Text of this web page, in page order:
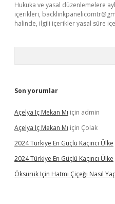
Hukuka ve yasal düzenlemelere
içerikleri,
halinde, ilgili içerikler yasal süre
Son yorumlar
Açelya Iç Mekan Mı için admin
Açelya Iç Mekan Mı için Çolak
2024 Türkiye En Güçlü Kaçıncı Ülke
2024 Türkiye En Güçlü Kaçıncı Ülke
Öksürük Için Hatmi Çiçeği Nasıl